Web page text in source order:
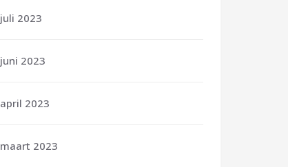
juli 2023
juni 2023
april 2023
maart 2023